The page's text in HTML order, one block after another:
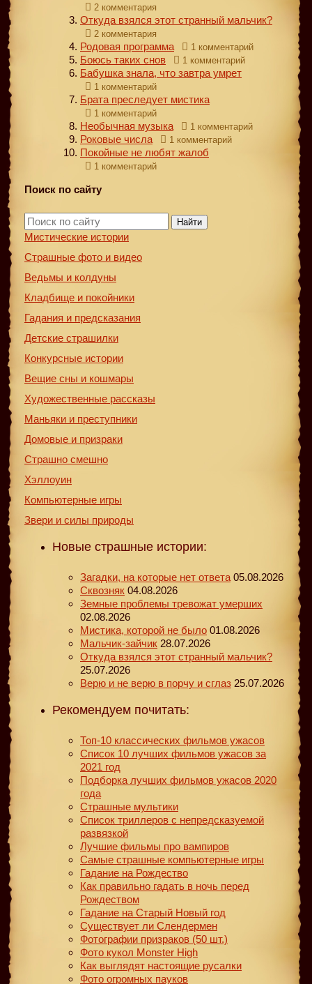
2 комментария
Откуда взялся этот странный мальчик?
2 комментария
Родовая программа 1 комментарий
Боюсь таких снов 1 комментарий
Бабушка знала, что завтра умрет
1 комментарий
Брата преследует мистика
1 комментарий
Необычная музыка 1 комментарий
Роковые числа 1 комментарий
Покойные не любят жалоб
1 комментарий
Поиск по сайту
Найти
Мистические истории
Страшные фото и видео
Ведьмы и колдуны
Кладбище и покойники
Гадания и предсказания
Детские страшилки
Конкурсные истории
Вещие сны и кошмары
Художественные рассказы
Маньяки и преступники
Домовые и призраки
Страшно смешно
Хэллоуин
Компьютерные игры
Звери и силы природы
Новые страшные истории:
Загадки, на которые нет ответа 05.08.2026
Сквозняк 04.08.2026
Земные проблемы тревожат умерших
02.08.2026
Мистика, которой не было 01.08.2026
Мальчик-зайчик 28.07.2026
Откуда взялся этот странный мальчик?
25.07.2026
Верю и не верю в порчу и сглаз 25.07.2026
Рекомендуем почитать:
Топ-10 классических фильмов ужасов
Список 10 лучших фильмов ужасов за
2021 год
Подборка лучших фильмов ужасов 2020
года
Страшные мультики
Список триллеров с непредсказуемой
развязкой
Лучшие фильмы про вампиров
Самые страшные компьютерные игры
Гадание на Рождество
Как правильно гадать в ночь перед
Рождеством
Гадание на Старый Новый год
Существует ли Слендермен
Фотографии призраков (50 шт.)
Фото кукол Monster High
Как выглядят настоящие русалки
Фото огромных пауков